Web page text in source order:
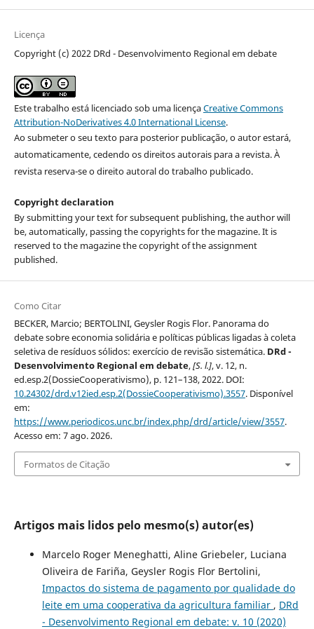
Licença
Copyright (c) 2022 DRd - Desenvolvimento Regional em debate
Este trabalho está licenciado sob uma licençaCreative Commons
Attribution-NoDerivatives 4.0 International License.
Ao submeter o seu texto para posterior publicação, o autor estará,
automaticamente, cedendo os direitos autorais para a revista. À
revista reserva-se o direito autoral do trabalho publicado.
Copyright declaration
By submitting your text for subsequent publishing, the author will
be, automatically, passing the copyrights for the magazine. It is
reserved to the magazine the copyright of the assignment
published.
Como Citar
BECKER, Marcio; BERTOLINI, Geysler Rogis Flor. Panorama do
debate sobre economia solidária e políticas públicas ligadas à coleta
seletiva de resíduos sólidos: exercício de revisão sistemática. DRd -
Desenvolvimento Regional em debate,[S. l.], v. 12, n.
ed.esp.2(DossieCooperativismo), p. 121–138, 2022. DOI:
10.24302/drd.v12ied.esp.2(DossieCooperativismo).3557. Disponível
em:
https://www.periodicos.unc.br/index.php/drd/article/view/3557.
Acesso em: 7 ago. 2026.
Formatos de Citação
Artigos mais lidos pelo mesmo(s) autor(es)
Marcelo Roger Meneghatti, Aline Griebeler, Luciana
Oliveira de Fariña, Geysler Rogis Flor Bertolini,
Impactos do sistema de pagamento por qualidade do
leite em uma cooperativa da agricultura familiar , DRd
- Desenvolvimento Regional em debate: v. 10 (2020)